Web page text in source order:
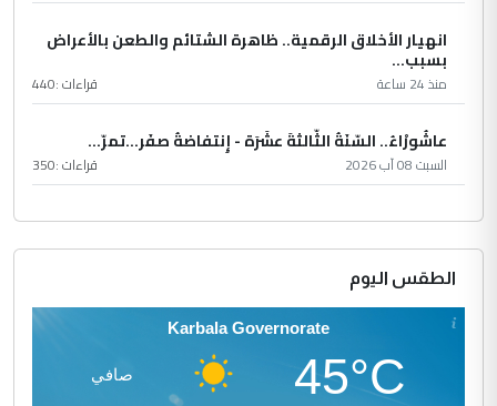
انهيار الأخلاق الرقمية.. ظاهرة الشتائم والطعن بالأعراض
بسبب...
منذ 24 ساعة قراءات :440
عاشُورْاءُ.. السّنَةُ الثّالثةَ عشَرَة - إِنتفاضةُ صفَر…تمرّ...
السبت 08 آب 2026 قراءات :350
الطقس اليوم
Karbala Governorate
45°C صافي